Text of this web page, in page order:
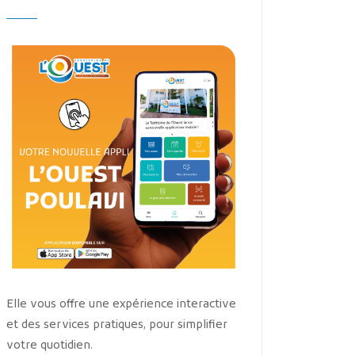
Elle vous offre une expérience interactive
et des services pratiques, pour simplifier
votre quotidien.